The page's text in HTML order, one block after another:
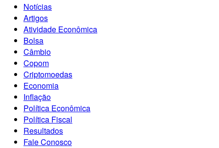
Notícias
Artigos
Atividade Econômica
Bolsa
Câmbio
Copom
Criptomoedas
Economia
Inflação
Política Econômica
Política Fiscal
Resultados
Fale Conosco